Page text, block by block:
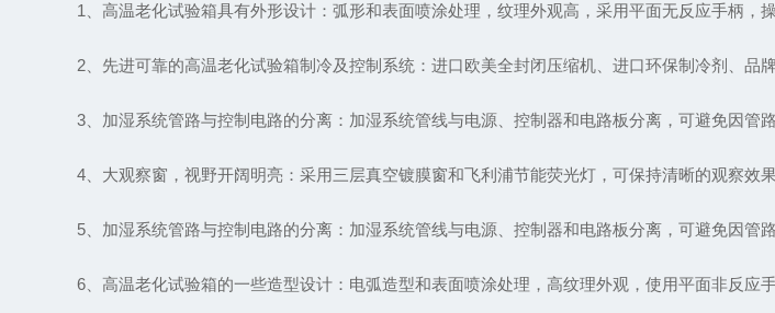
1、高温老化试验箱具有外形设计：弧形和表面喷涂处理，纹理外观高，采用平面无反应手柄，操
2、先进可靠的高温老化试验箱制冷及控制系统：进口欧美全封闭压缩机、进口环保制冷剂、品
3、加湿系统管路与控制电路的分离：加湿系统管线与电源、控制器和电路板分离，可避免因管路
4、大观察窗，视野开阔明亮：采用三层真空镀膜窗和飞利浦节能荧光灯，可保持清晰的观察效果
5、加湿系统管路与控制电路的分离：加湿系统管线与电源、控制器和电路板分离，可避免因管路
6、高温老化试验箱的一些造型设计：电弧造型和表面喷涂处理，高纹理外观，使用平面非反应手